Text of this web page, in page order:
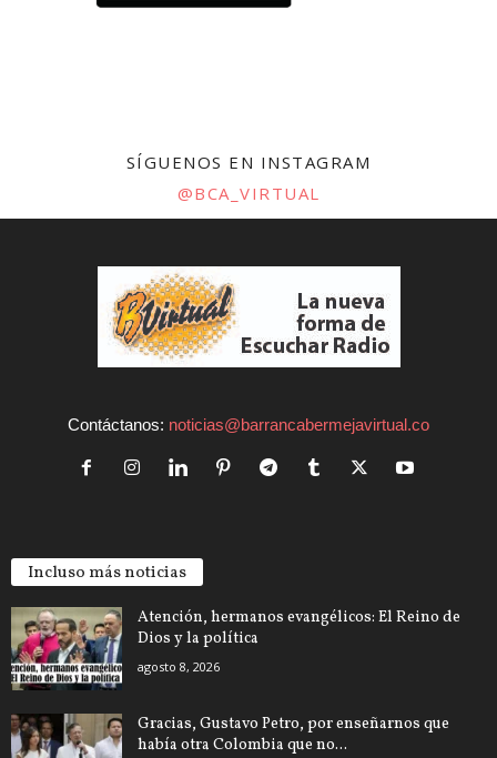
SÍGUENOS EN INSTAGRAM
@BCA_VIRTUAL
Contáctanos: noticias@barrancabermejavirtual.co
Incluso más noticias
Atención, hermanos evangélicos: El Reino de
Dios y la política
agosto 8, 2026
Gracias, Gustavo Petro, por enseñarnos que
había otra Colombia que no...